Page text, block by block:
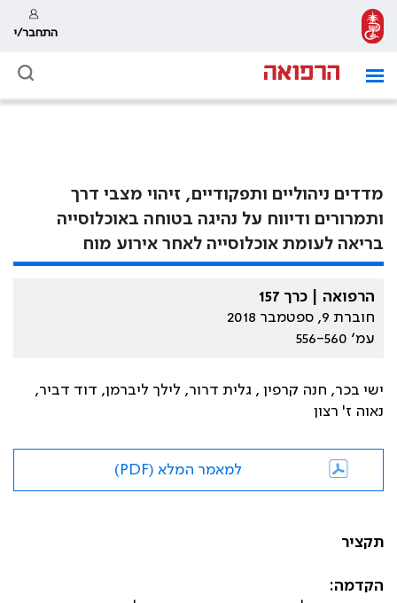
התחבר/י
מדדים ניהוליים ותפקודיים, זיהוי מצבי דרך
ותמרורים ודיווח על נהיגה בטוחה באוכלוסייה
בריאה לעומת אוכלוסייה לאחר אירוע מוח
הרפואה | כרך 157
חוברת 9, ספטמבר 2018
עמ׳ 556-560
ישי בכר, חנה קרפין , גלית דרור, לילך ליברמן, דוד דביר,
נאוה ז' רצון
למאמר המלא (PDF)
תקציר
הקדמה: